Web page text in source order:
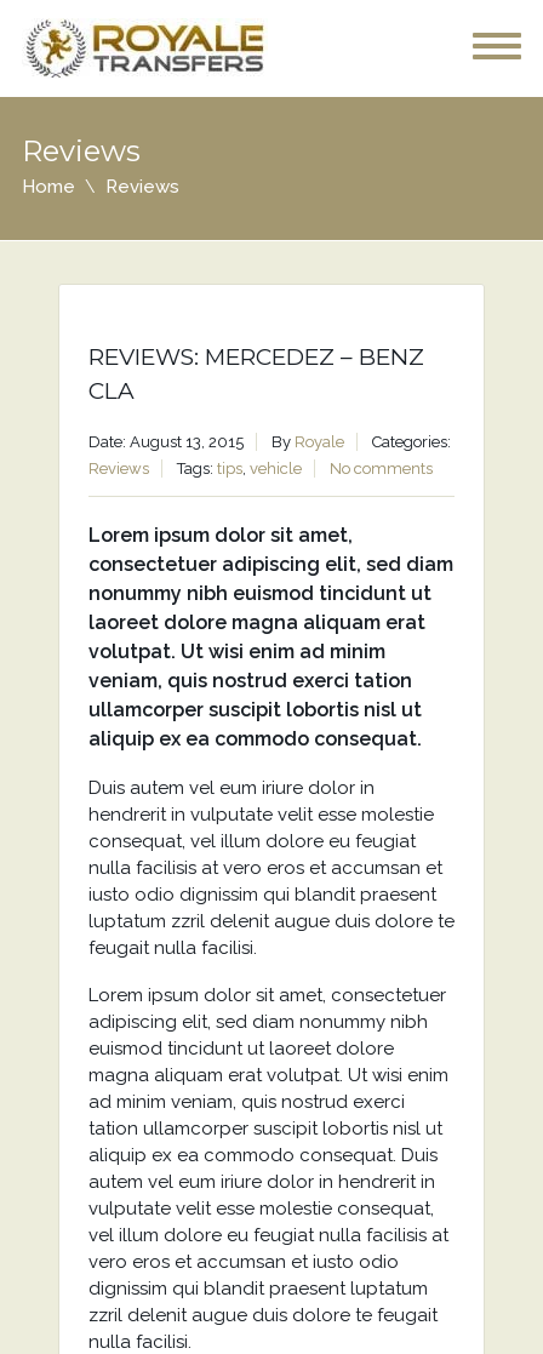
Reviews
Home Reviews
REVIEWS: MERCEDEZ – BENZ
CLA
Date: August 13, 2015 By Royale
Categories:
Reviews
Tags: tips, vehicle No comments
Lorem ipsum dolor sit amet,
consectetuer adipiscing elit, sed diam
nonummy nibh euismod tincidunt ut
laoreet dolore magna aliquam erat
volutpat. Ut wisi enim ad minim
veniam, quis nostrud exerci tation
ullamcorper suscipit lobortis nisl ut
aliquip ex ea commodo consequat.
Duis autem vel eum iriure dolor in
hendrerit in vulputate velit esse molestie
consequat, vel illum dolore eu feugiat
nulla facilisis at vero eros et accumsan et
iusto odio dignissim qui blandit praesent
luptatum zzril delenit augue duis dolore te
feugait nulla facilisi.
Lorem ipsum dolor sit amet, consectetuer
adipiscing elit, sed diam nonummy nibh
euismod tincidunt ut laoreet dolore
magna aliquam erat volutpat. Ut wisi enim
ad minim veniam, quis nostrud exerci
tation ullamcorper suscipit lobortis nisl ut
aliquip ex ea commodo consequat. Duis
autem vel eum iriure dolor in hendrerit in
vulputate velit esse molestie consequat,
vel illum dolore eu feugiat nulla facilisis at
vero eros et accumsan et iusto odio
dignissim qui blandit praesent luptatum
zzril delenit augue duis dolore te feugait
nulla facilisi.